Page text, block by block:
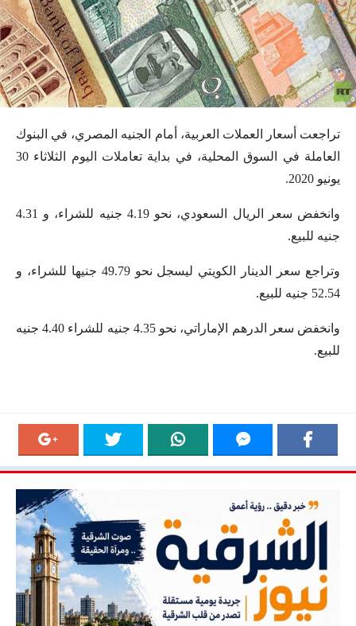
تراجعت أسعار العملات العربية، أمام الجنيه المصري، في البنوك
العاملة في السوق المحلية، في بداية تعاملات اليوم الثلاثاء 30
يونيو 2020.
وانخفض سعر الريال السعودي، نحو 4.19 جنيه للشراء، و 4.31
جنيه للبيع.
وتراجع سعر الدينار الكويتي ليسجل نحو 49.79 جنيها للشراء، و
52.54 جنيه للبيع.
وانخفض سعر الدرهم الإماراتي، نحو 4.35 جنيه للشراء 4.40 جنيه
للبيع.